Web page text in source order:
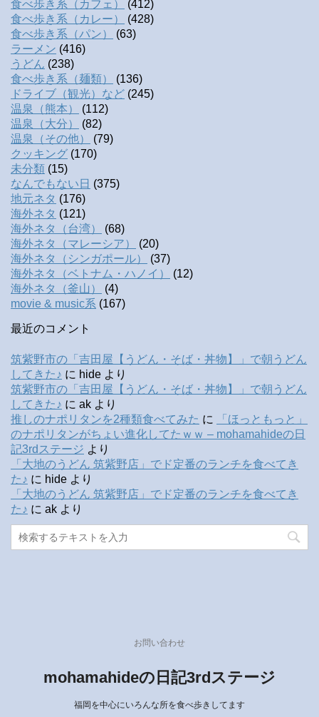
食べ歩き系（カフェ）
(412)
食べ歩き系（カレー）
(428)
食べ歩き系（パン）
(63)
ラーメン (416)
うどん (238)
食べ歩き系（麺類）
(136)
ドライブ（観光）など (245)
温泉（熊本）
(112)
温泉（大分）
(82)
温泉（その他）
(79)
クッキング (170)
未分類 (15)
なんでもない日 (375)
地元ネタ (176)
海外ネタ (121)
海外ネタ（台湾）
(68)
海外ネタ（マレーシア）
(20)
海外ネタ（シンガポール）
(37)
海外ネタ（ベトナム・ハノイ）
(12)
海外ネタ（釜山）
(4)
movie & music系 (167)
最近のコメント
筑紫野市の「吉田屋【うどん・そば・丼物】」で朝うどん
してきた♪ に hide より
筑紫野市の「吉田屋【うどん・そば・丼物】」で朝うどん
してきた♪ に ak より
推しのナポリタンを2種類食べてみた に
「ほっともっと」
のナポリタンがちょい進化してたｗｗ – mohamahideの日
記3rdステージ より
「大地のうどん 筑紫野店」でド定番のランチを食べてき
た♪ に hide より
「大地のうどん 筑紫野店」でド定番のランチを食べてき
た♪ に ak より
お問い合わせ
mohamahideの日記3rdステージ
福岡を中心にいろんな所を食べ歩きしてます